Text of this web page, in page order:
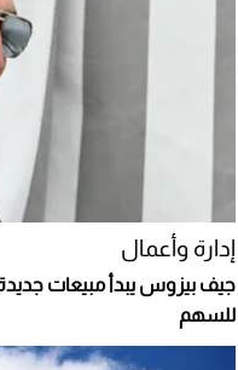
إدارة وأعمال
جيف بيزوس يبدأ مبيعات
للسهم